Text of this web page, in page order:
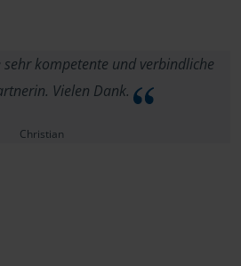
kompetente und verbindliche
Vielen Dank.
Christian